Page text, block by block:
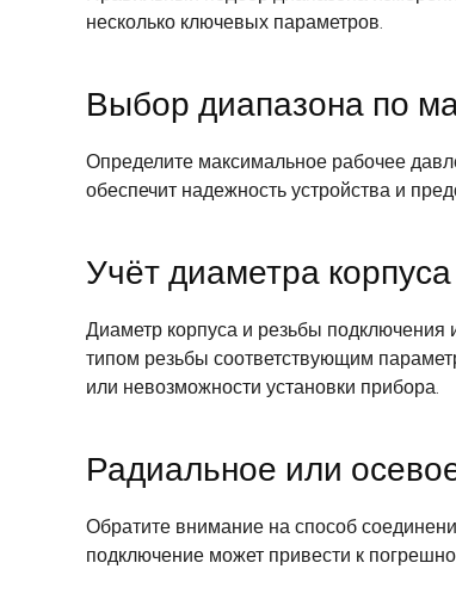
несколько ключевых параметров.
Выбор диапазона по
Определите максимальное рабочее
обеспечит надежность устройства и
Учёт диаметра
Диаметр корпуса и резьбы
типом резьбы соответствующим
или невозможности установки прибора.
Радиальное или
Обратите внимание на способ
подключение может привести к